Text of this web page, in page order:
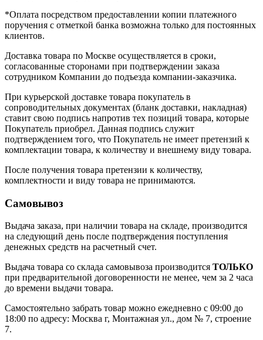
*Оплата посредством предоставлении копии платежного
поручения с отметкой банка возможна только для постоянных
клиентов.
Доставка товара по Москве осуществляется в сроки,
согласованные сторонами при подтверждении заказа
сотрудником Компании до подъезда компании-заказчика.
При курьерской доставке товара покупатель в
сопроводительных документах (бланк доставки, накладная)
ставит свою подпись напротив тех позиций товара, которые
Покупатель приобрел. Данная подпись служит
подтверждением того, что Покупатель не имеет претензий к
комплектации товара, к количеству и внешнему виду товара.
После получения товара претензии к количеству,
комплектности и виду товара не принимаются.
Самовывоз
Выдача заказа, при наличии товара на складе, производится
на следующий день после подтверждения поступления
денежных средств на расчетный счет.
Выдача товара со склада самовывоза производится ТОЛЬКО
при предварительной договоренности не менее, чем за 2 часа
до времени выдачи товара.
Самостоятельно забрать товар можно ежедневно с 09:00 до
18:00 по адресу: Москва г, Монтажная ул., дом № 7, строение
7.